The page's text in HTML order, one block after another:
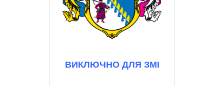
ВИКЛЮЧНО ДЛЯ ЗМІ